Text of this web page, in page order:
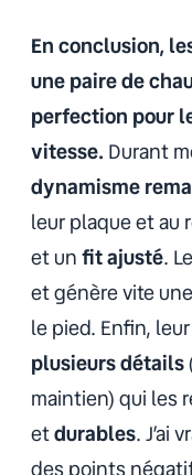
En conclusion,
une paire de
perfection pour
vitesse. Durant
dynamisme
leur plaque et au
et unfitajusté.
et génère vite une
le pied. Enfin, leur
plusieursdétails
maintien) qui les
etdurables. J’ai
des points